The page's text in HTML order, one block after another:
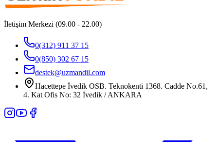
İletişim Merkezi (09.00 - 22.00)
0(312) 911 37 15
0(850) 302 67 15
destek@uzmandil.com
Hacettepe İvedik OSB. Teknokenti 1368. Cadde No.61,
4. Kat Ofis No: 32 İvedik / ANKARA